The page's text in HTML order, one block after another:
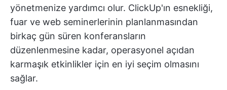
yönetmenize yardımcı olur. ClickUp'ın esnekliği,
fuar ve web seminerlerinin planlanmasından
birkaç gün süren konferansların
düzenlenmesine kadar, operasyonel açıdan
karmaşık etkinlikler için en iyi seçim olmasını
sağlar.